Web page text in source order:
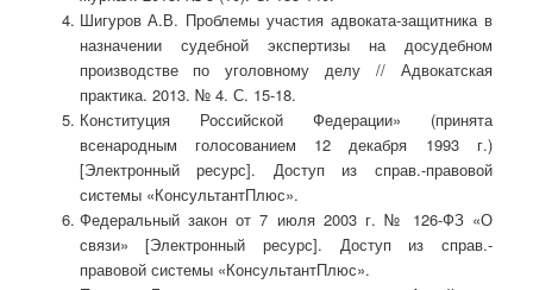
Шигуров А.В. Проблемы участия адвоката-защитника в
назначении судебной экспертизы на досудебном
производстве по уголовному делу // Адвокатская
практика. 2013. № 4. С. 15-18.
Конституция Российской Федерации» (принята
всенародным голосованием 12 декабря 1993 г.)
[Электронный ресурс]. Доступ из справ.-правовой
системы «КонсультантПлюс».
Федеральный закон от 7 июля 2003 г. № 126-ФЗ «О
связи» [Электронный ресурс]. Доступ из справ.-
правовой системы «КонсультантПлюс».